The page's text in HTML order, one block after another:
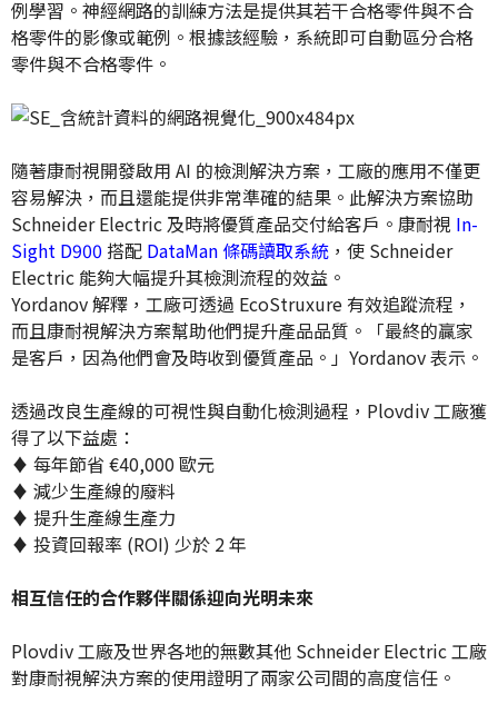
例學習。神經網路的訓練方法是提供其若干合格零件與不合
格零件的影像或範例。根據該經驗，系統即可自動區分合格
零件與不合格零件。
隨著康耐視開發啟用 AI 的檢測解決方案，工廠的應用不僅更
容易解決，而且還能提供非常準確的結果。此解決方案協助
Schneider Electric 及時將優質產品交付給客戶。康耐視 In-
Sight D900 搭配 DataMan 條碼讀取系統 ，使 Schneider
Electric 能夠大幅提升其檢測流程的效益。
Yordanov 解釋，工廠可透過 EcoStruxure 有效追蹤流程，
而且康耐視解決方案幫助他們提升產品品質。「最終的贏家
是客戶，因為他們會及時收到優質產品。」Yordanov 表示。
透過改良生產線的可視性與自動化檢測過程，Plovdiv 工廠獲
得了以下益處：
♦ 每年節省 €40,000 歐元
♦ 減少生產線的廢料
♦ 提升生產線生產力
♦ 投資回報率 (ROI) 少於 2 年
相互信任的合作夥伴關係迎向光明未來
Plovdiv 工廠及世界各地的無數其他 Schneider Electric 工廠
對康耐視解決方案的使用證明了兩家公司間的高度信任。